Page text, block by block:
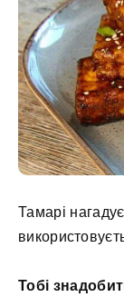
Тамарі
Тобі